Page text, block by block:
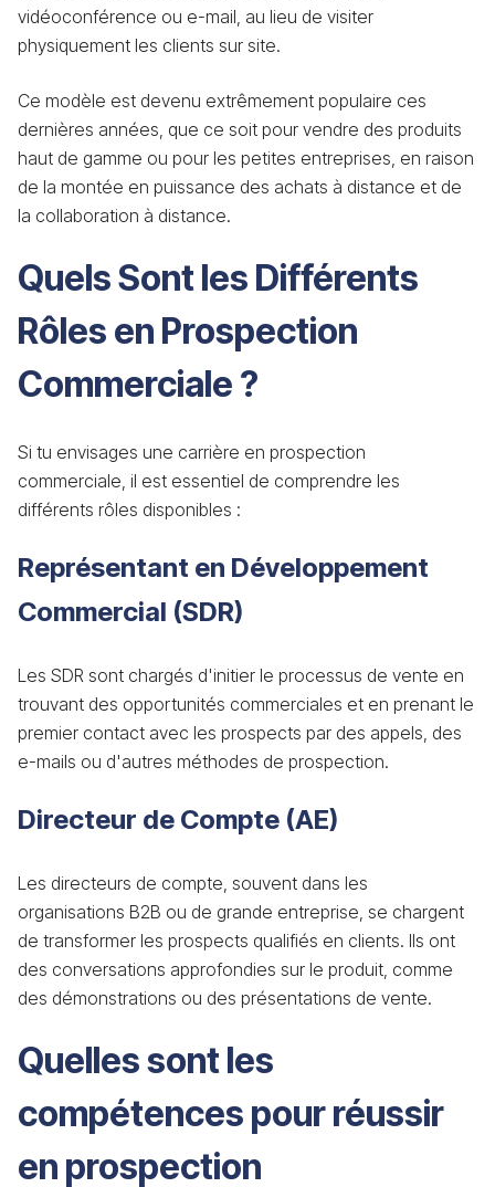
vidéoconférence ou e-mail, au lieu de visiter
physiquement les clients sur site.
Ce modèle est devenu extrêmement populaire ces
dernières années, que ce soit pour vendre des produits
haut de gamme ou pour les petites entreprises, en raison
de la montée en puissance des achats à distance et de
la collaboration à distance.
Quels Sont les Différents
Rôles en Prospection
Commerciale ?
Si tu envisages une carrière en prospection
commerciale, il est essentiel de comprendre les
différents rôles disponibles :
Représentant en Développement
Commercial (SDR)
Les SDR sont chargés d'initier le processus de vente en
trouvant des opportunités commerciales et en prenant le
premier contact avec les prospects par des appels, des
e-mails ou d'autres méthodes de prospection.
Directeur de Compte (AE)
Les directeurs de compte, souvent dans les
organisations B2B ou de grande entreprise, se chargent
de transformer les prospects qualifiés en clients. Ils ont
des conversations approfondies sur le produit, comme
des démonstrations ou des présentations de vente.
Quelles sont les
compétences pour réussir
en prospection